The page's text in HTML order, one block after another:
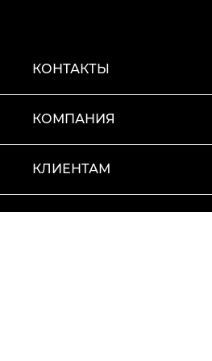
КОНТАКТЫ
КОМПАНИЯ
КЛИЕНТАМ